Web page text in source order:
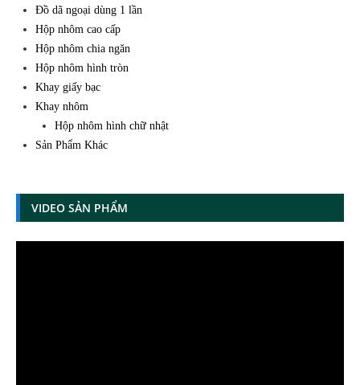
Đồ dã ngoại dùng 1 lần
Hộp nhôm cao cấp
Hộp nhôm chia ngăn
Hộp nhôm hình tròn
Khay giấy bạc
Khay nhôm
Hộp nhôm hình chữ nhật
Sản Phẩm Khác
VIDEO SẢN PHẨM